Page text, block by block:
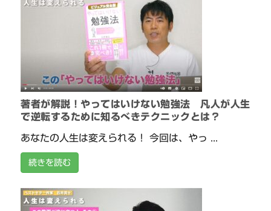
著者が解説！やってはいけない勉強法 凡人が人生
で逆転するために知るべきテクニックとは？
あなたの人生は変えられる！ 今回は、やっ ...
続きを読む